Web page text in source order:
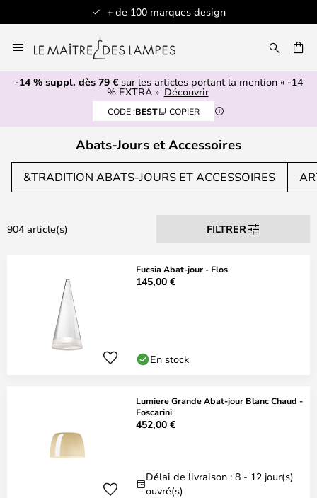
+ de 100 marques design
au
contenu
-14 % suppl. dès 79 €sur les articles portant la mention « -14
% EXTRA » Découvrir
CODE :BEST COPIER
Abats-Jours et Accessoires
&TRADITION ABATS-JOURS ET ACCESSOIRES
904 article(s) FILTRER
Fucsia Abat-jour - Flos
145,00 €
En stock
Lumiere Grande Abat-jour Blanc Chaud -
Foscarini
452,00 €
Délai de livraison : 8 - 12 jour(s)
ouvré(s)